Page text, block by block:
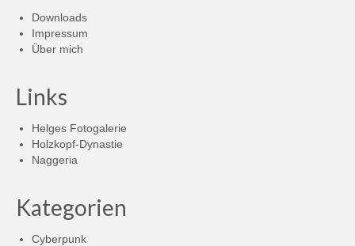
Downloads
Impressum
Über mich
Links
Helges Fotogalerie
Holzkopf-Dynastie
Naggeria
Kategorien
Cyberpunk